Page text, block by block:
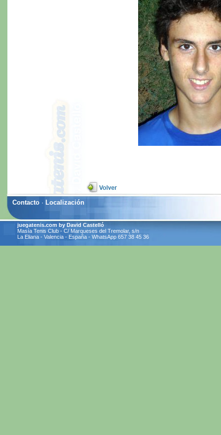
Contacto · Localización
juegatenis.com by David Castelló
Masía Tenis Club - C/ Marqueses del Tremolar, s/n
La Eliana - Valencia - España - WhatsApp 657 38 45 36